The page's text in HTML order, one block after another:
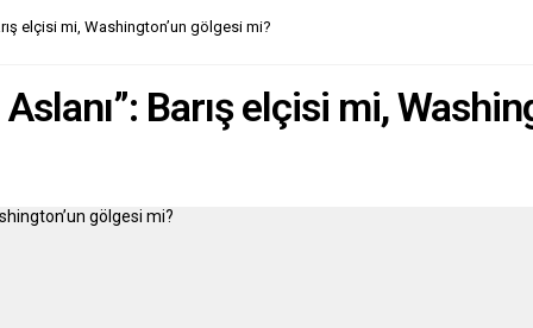
elçisi mi, Washington’un gölgesi mi?
Barış elçisi mi,